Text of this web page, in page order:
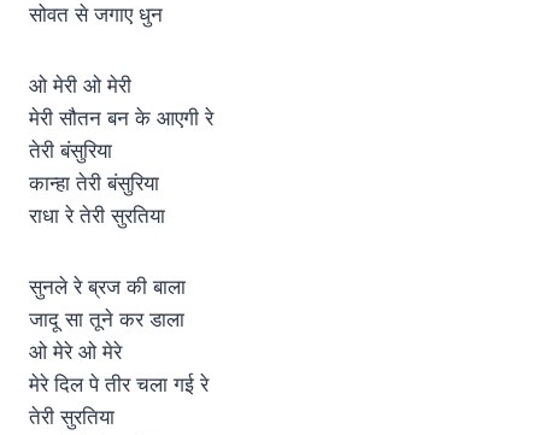
सोवत से जगाए धुन
ओ मेरी ओ मेरी
मेरी सौतन बन के आएगी रे
तेरी बंसुरिया
कान्हा तेरी बंसुरिया
राधा रे तेरी सुरतिया
सुनले रे ब्रज की बाला
जादू सा तूने कर डाला
ओ मेरे ओ मेरे
मेरे दिल पे तीर चला गई रे
तेरी सुरतिया